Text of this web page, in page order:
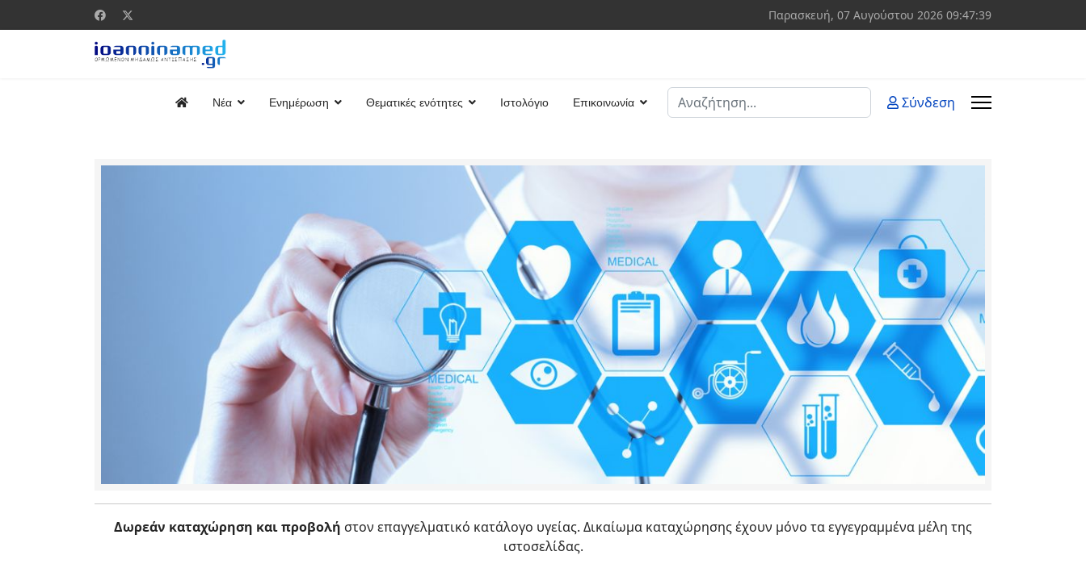
Παρασκευή, 07 Αυγούστου 2026 09:47:40
Νέα Ενημέρωση Θεματικές ενότητες Ιστολόγιο Επικοινωνία
Αναζήτηση
Σύνδεση
Δωρεάν καταχώρηση και προβολή στον επαγγελματικό κατάλογο υγείας. Δικαίωμα καταχώρησης έχουν μόνο τα εγγεγραμμένα μέλη της
ιστοσελίδας.